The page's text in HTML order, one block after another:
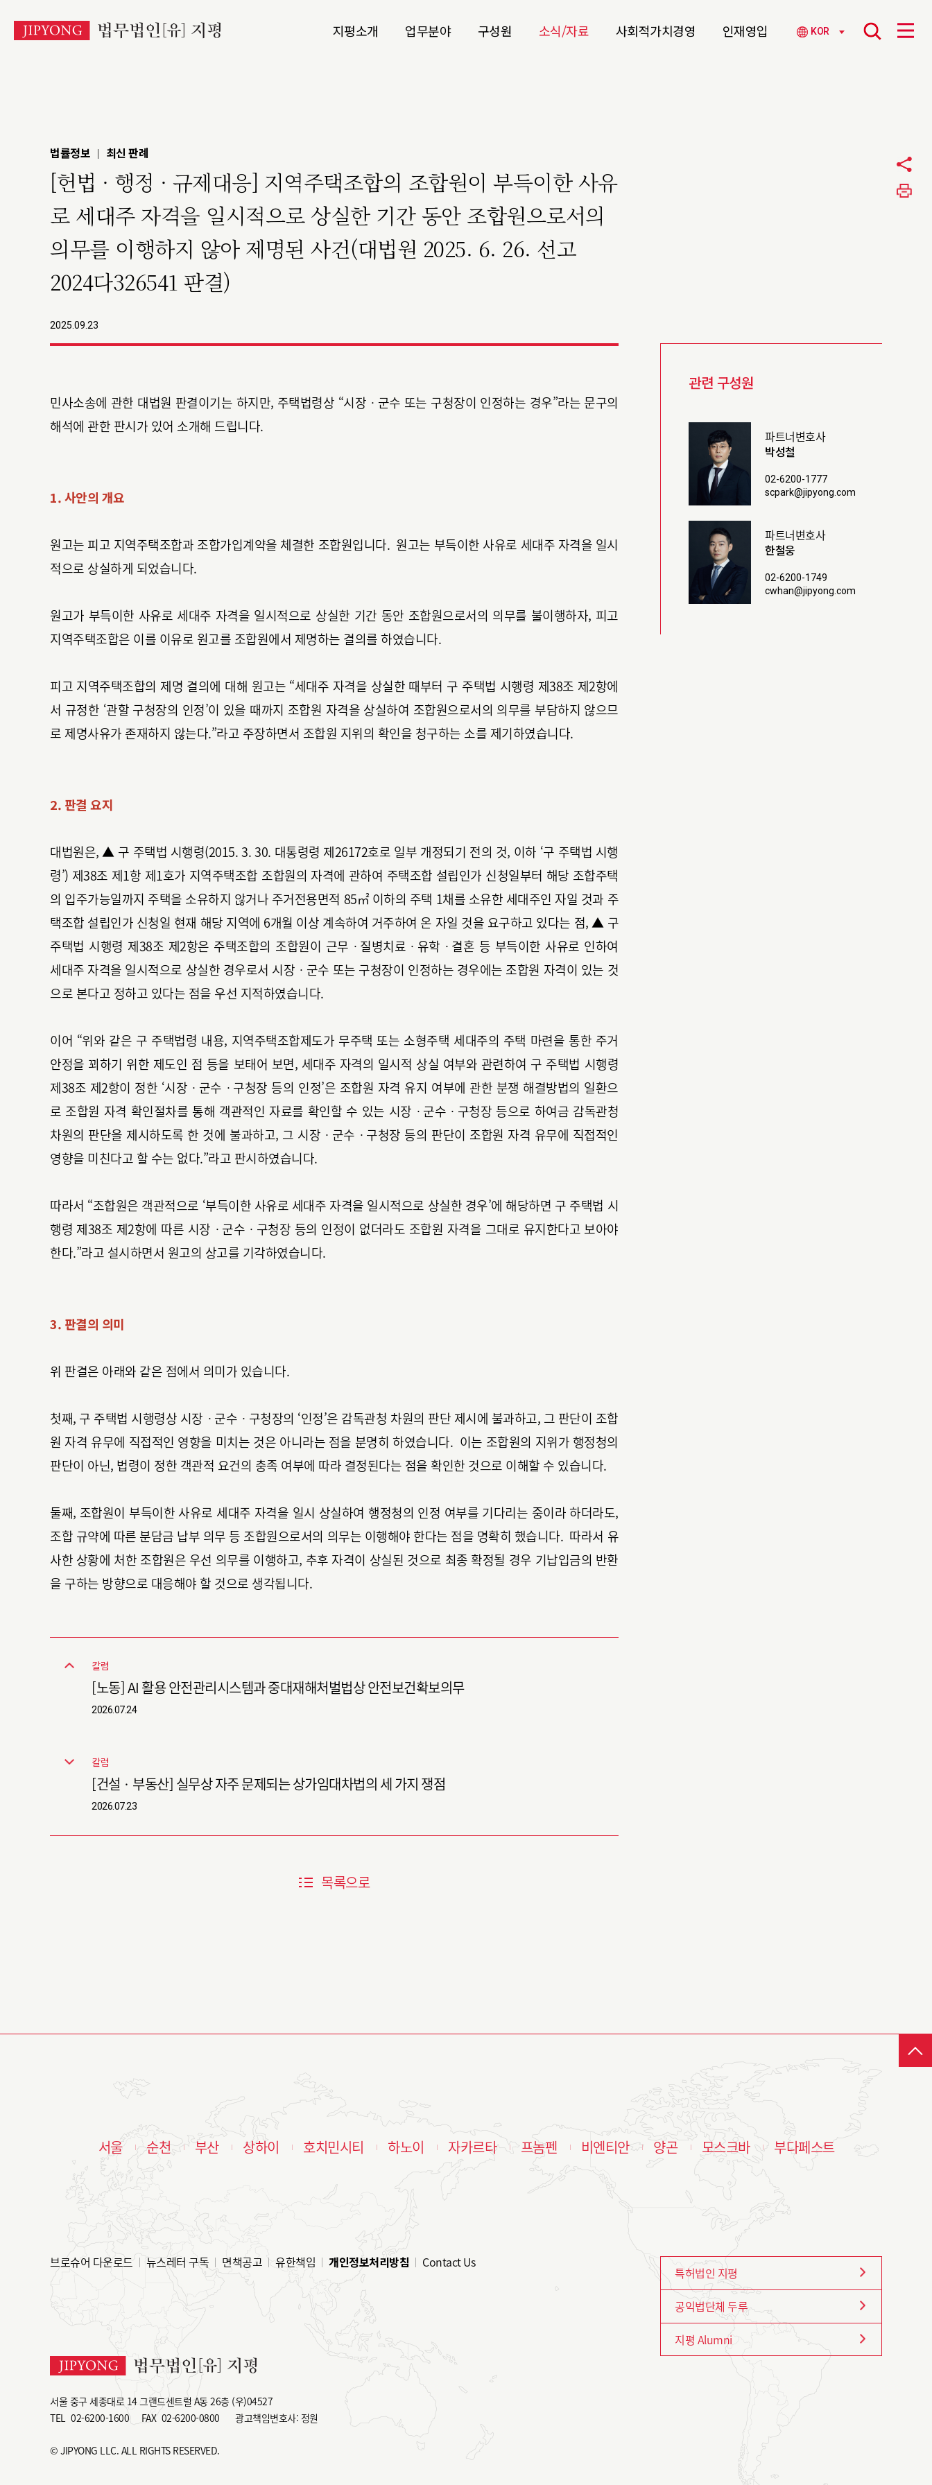
지평소개 업무분야 구성원 소식/자료 사회적가치경영 인재영입 KOR
법률정보 | 최신 판례
[헌법 · 행정 · 규제대응] 지역주택조합의 조합원이 부득이한 사유
로 세대주 자격을 일시적으로 상실한 기간 동안 조합원으로서의
의무를 이행하지 않아 제명된 사건(대법원 2025. 6. 26. 선고
2024다326541 판결)
2025.09.23
민사소송에 관한 대법원 판결이기는 하지만, 주택법령상 “시장ㆍ군수 또는 구청장이 인정하는 경우”라는 문구의
해석에 관한 판시가 있어 소개해 드립니다.
1. 사안의 개요
원고는 피고 지역주택조합과 조합가입계약을 체결한 조합원입니다. 원고는 부득이한 사유로 세대주 자격을 일시
적으로 상실하게 되었습니다.
원고가 부득이한 사유로 세대주 자격을 일시적으로 상실한 기간 동안 조합원으로서의 의무를 불이행하자, 피고
지역주택조합은 이를 이유로 원고를 조합원에서 제명하는 결의를 하였습니다.
피고 지역주택조합의 제명 결의에 대해 원고는 “세대주 자격을 상실한 때부터 구 주택법 시행령 제38조 제2항에
서 규정한 ‘관할 구청장의 인정’이 있을 때까지 조합원 자격을 상실하여 조합원으로서의 의무를 부담하지 않으므
로 제명사유가 존재하지 않는다.”라고 주장하면서 조합원 지위의 확인을 청구하는 소를 제기하였습니다.
2. 판결 요지
대법원은, ▲ 구 주택법 시행령(2015. 3. 30. 대통령령 제26172호로 일부 개정되기 전의 것, 이하 ‘구 주택법 시행
령’) 제38조 제1항 제1호가 지역주택조합 조합원의 자격에 관하여 주택조합 설립인가 신청일부터 해당 조합주택
의 입주가능일까지 주택을 소유하지 않거나 주거전용면적 85㎡ 이하의 주택 1채를 소유한 세대주인 자일 것과 주
택조합 설립인가 신청일 현재 해당 지역에 6개월 이상 계속하여 거주하여 온 자일 것을 요구하고 있다는 점, ▲ 구
주택법 시행령 제38조 제2항은 주택조합의 조합원이 근무ㆍ질병치료ㆍ유학ㆍ결혼 등 부득이한 사유로 인하여
세대주 자격을 일시적으로 상실한 경우로서 시장ㆍ군수 또는 구청장이 인정하는 경우에는 조합원 자격이 있는 것
으로 본다고 정하고 있다는 점을 우선 지적하였습니다.
이어 “위와 같은 구 주택법령 내용, 지역주택조합제도가 무주택 또는 소형주택 세대주의 주택 마련을 통한 주거
안정을 꾀하기 위한 제도인 점 등을 보태어 보면, 세대주 자격의 일시적 상실 여부와 관련하여 구 주택법 시행령
제38조 제2항이 정한 ‘시장ㆍ군수ㆍ구청장 등의 인정’은 조합원 자격 유지 여부에 관한 분쟁 해결방법의 일환으
로 조합원 자격 확인절차를 통해 객관적인 자료를 확인할 수 있는 시장ㆍ군수ㆍ구청장 등으로 하여금 감독관청
차원의 판단을 제시하도록 한 것에 불과하고, 그 시장ㆍ군수ㆍ구청장 등의 판단이 조합원 자격 유무에 직접적인
영향을 미친다고 할 수는 없다.”라고 판시하였습니다.
따라서 “조합원은 객관적으로 ‘부득이한 사유로 세대주 자격을 일시적으로 상실한 경우’에 해당하면 구 주택법 시
행령 제38조 제2항에 따른 시장ㆍ군수ㆍ구청장 등의 인정이 없더라도 조합원 자격을 그대로 유지한다고 보아야
한다.”라고 설시하면서 원고의 상고를 기각하였습니다.
3. 판결의 의미
위 판결은 아래와 같은 점에서 의미가 있습니다.
첫째, 구 주택법 시행령상 시장ㆍ군수ㆍ구청장의 ‘인정’은 감독관청 차원의 판단 제시에 불과하고, 그 판단이 조합
원 자격 유무에 직접적인 영향을 미치는 것은 아니라는 점을 분명히 하였습니다. 이는 조합원의 지위가 행정청의
판단이 아닌, 법령이 정한 객관적 요건의 충족 여부에 따라 결정된다는 점을 확인한 것으로 이해할 수 있습니다.
둘째, 조합원이 부득이한 사유로 세대주 자격을 일시 상실하여 행정청의 인정 여부를 기다리는 중이라 하더라도,
조합 규약에 따른 분담금 납부 의무 등 조합원으로서의 의무는 이행해야 한다는 점을 명확히 했습니다. 따라서 유
사한 상황에 처한 조합원은 우선 의무를 이행하고, 추후 자격이 상실된 것으로 최종 확정될 경우 기납입금의 반환
을 구하는 방향으로 대응해야 할 것으로 생각됩니다.
칼럼
[노동] AI 활용 안전관리시스템과 중대재해처벌법상 안전보건확보의무
2026.07.24
칼럼
[건설 · 부동산] 실무상 자주 문제되는 상가임대차법의 세 가지 쟁점
2026.07.23
목록으로
관련 구성원
파트너변호사
박성철
02-6200-1777
scpark@jipyong.com
파트너변호사
한철웅
02-6200-1749
cwhan@jipyong.com
서울 순천 부산 상하이 호치민시티 하노이 자카르타 프놈펜 비엔티안 양곤 모스크바 부다페스트
브로슈어 다운로드 뉴스레터 구독 면책공고 유한책임 개인정보처리방침 Contact Us
특허법인 지평
공익법단체 두루
지평 Alumni
서울 중구 세종대로 14 그랜드센트럴 A동 26층 (우)04527
TEL 02-6200-1600 FAX 02-6200-0800 광고책임변호사: 정원
© JIPYONG LLC. ALL RIGHTS RESERVED.